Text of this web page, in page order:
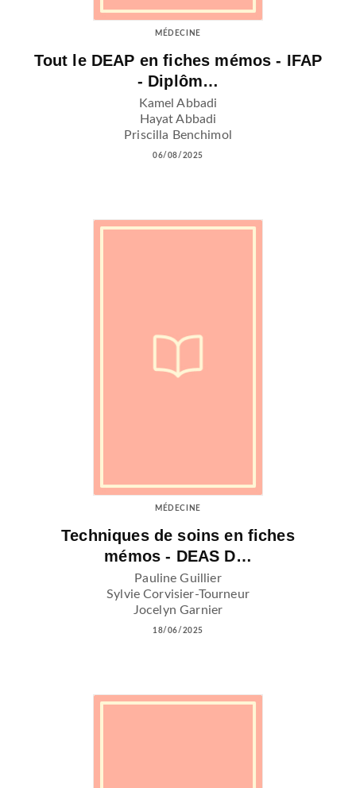
MÉDECINE
Tout le DEAP en fiches mémos - IFAP
- Diplôm…
Kamel Abbadi
Hayat Abbadi
Priscilla Benchimol
06/08/2025
MÉDECINE
Techniques de soins en fiches
mémos - DEAS D…
Pauline Guillier
Sylvie Corvisier-Tourneur
Jocelyn Garnier
18/06/2025